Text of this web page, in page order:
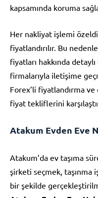
kapsamında koruma
Her nakliyat işlemi
fiyatlandırılır. Bu
fiyatları hakkında
firmalarıyla iletişime
Forex’li fiyatlandırma
fiyat tekliflerini
Atakum Evden Eve
Atakum’da ev taşıma
şirketi seçmek, taşınma
bir şekilde